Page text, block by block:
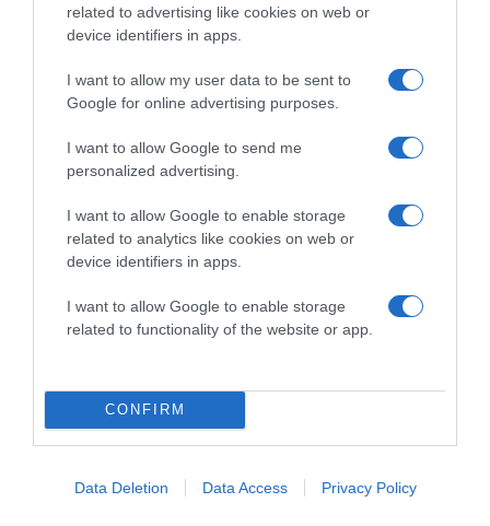
related to advertising like cookies on web or
device identifiers in apps.
I want to allow my user data to be sent to
Google for online advertising purposes.
I want to allow Google to send me
personalized advertising.
I want to allow Google to enable storage
related to analytics like cookies on web or
device identifiers in apps.
I want to allow Google to enable storage
related to functionality of the website or app.
CONFIRM
Data Deletion Data Access Privacy Policy
Csökkenti a vérnyomást, és védi a szívet